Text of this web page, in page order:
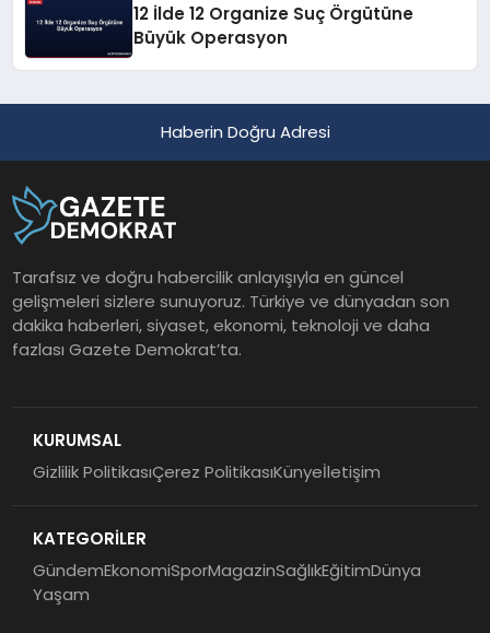
12 İlde 12 Organize Suç Örgütüne
Büyük Operasyon
Haberin Doğru Adresi
Tarafsız ve doğru habercilik anlayışıyla en güncel
gelişmeleri sizlere sunuyoruz. Türkiye ve dünyadan son
dakika haberleri, siyaset, ekonomi, teknoloji ve daha
fazlası Gazete Demokrat’ta.
KURUMSAL
Gizlilik PolitikasıÇerez PolitikasıKünyeİletişim
KATEGORİLER
GündemEkonomiSporMagazinSağlıkEğitimDünya
Yaşam